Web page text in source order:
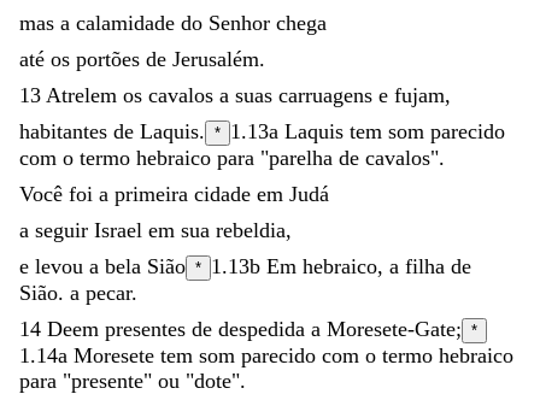
mas a calamidade do Senhor chega
até os portões de Jerusalém.
13 Atrelem os cavalos a suas carruagens e fujam,
habitantes de Laquis. * 1.13a Laquis tem som parecido
com o termo hebraico para "parelha de cavalos".
Você foi a primeira cidade em Judá
a seguir Israel em sua rebeldia,
e levou a bela Sião * 1.13b Em hebraico, a filha de
Sião. a pecar.
14 Deem presentes de despedida a Moresete-Gate; *
1.14a Moresete tem som parecido com o termo hebraico
para "presente" ou "dote".